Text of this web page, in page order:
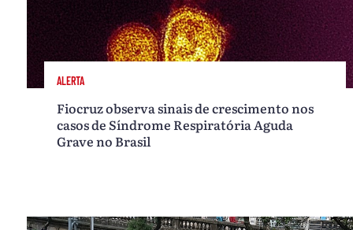
ALERTA
Fiocruz observa sinais de crescimento nos
casos de Síndrome Respiratória Aguda
Grave no Brasil